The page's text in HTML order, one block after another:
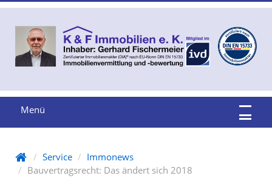
Menü
Service
Immonews
Bauvertragsrecht: Das ändert sich 2018